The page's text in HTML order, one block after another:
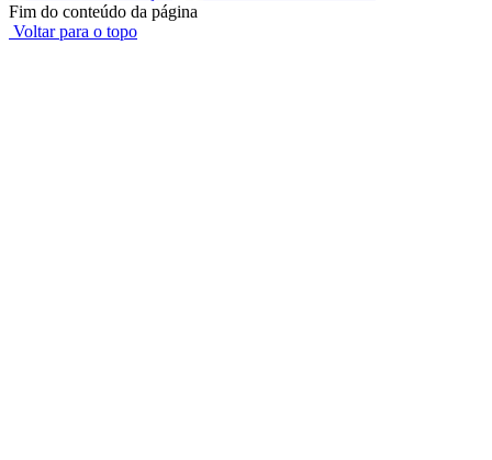
Fim do conteúdo da página
Voltar para o topo